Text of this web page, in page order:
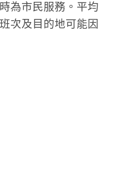
為市民服務。平均
次及目的地可能因